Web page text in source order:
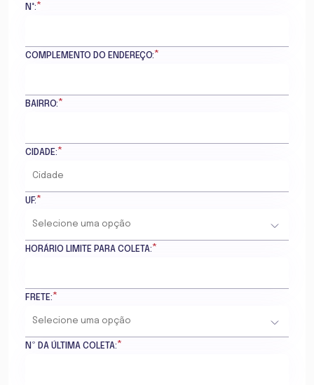
N°:*
COMPLEMENTO DO ENDEREÇO:*
BAIRRO:*
CIDADE:*
UF:*
HORÁRIO LIMITE PARA COLETA:*
FRETE:*
Nº DA ÚLTIMA COLETA:*